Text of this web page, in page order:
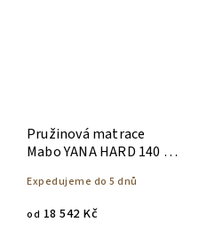
Pružinová matrace
Mabo YANA HARD 140 x
Expedujeme do 5 dnů
od 18 542 Kč